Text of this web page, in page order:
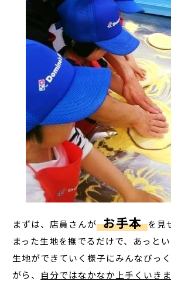
まずは、店員さんが お手本 を見
まった生地を撫でるだけで、あっと
生地ができていく様子にみんなびっ
がら、 自分ではなかなか上手くいき